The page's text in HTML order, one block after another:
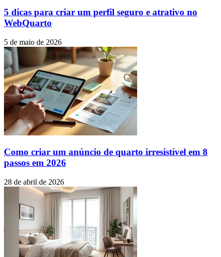
5 dicas para criar um perfil seguro e atrativo no
WebQuarto
5 de maio de 2026
Como criar um anúncio de quarto irresistível em 8
passos em 2026
28 de abril de 2026